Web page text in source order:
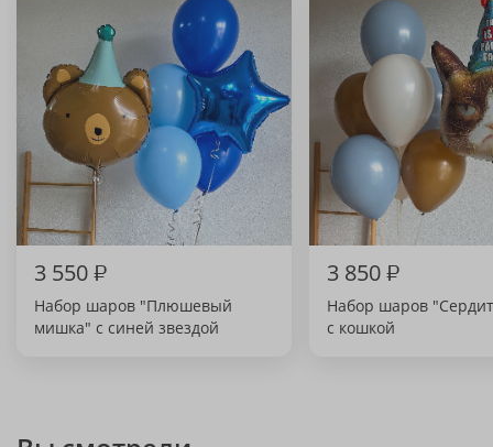
3 550₽
Набор шаров "Плюшевый
мишка" с синей звездой
3 850₽
Набор шаров
с кошкой